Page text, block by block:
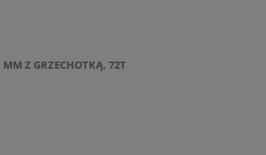
Z GRZECHOTKĄ, 72T